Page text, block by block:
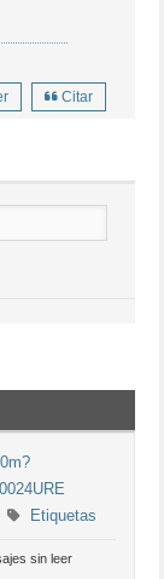
Citar
Etiquetas
sin leer